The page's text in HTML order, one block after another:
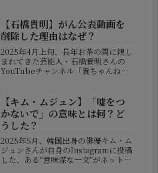
た彼が、なぜ日本の地方自治に身を投
じる決意をしたのか。そして、彼の素
顔...
【石橋貴明】がん公表動画を
削除した理由はなぜ？
2025年4月上旬、長年お茶の間に親し
まれてきた芸能人・石橋貴明さんの
YouTubeチャンネル「貴ちゃんねる
動画が、突然チャンネル上から**削除
（または非公開化）**された...
【キム・ムジュン】「嘘をつ
かないで」の意味とは何？ど
うした？
2025年5月、韓国出身の俳優キム・ム
ジュンさんが自身のInstagramに投稿
した、ある“意味深な一文”がネット上